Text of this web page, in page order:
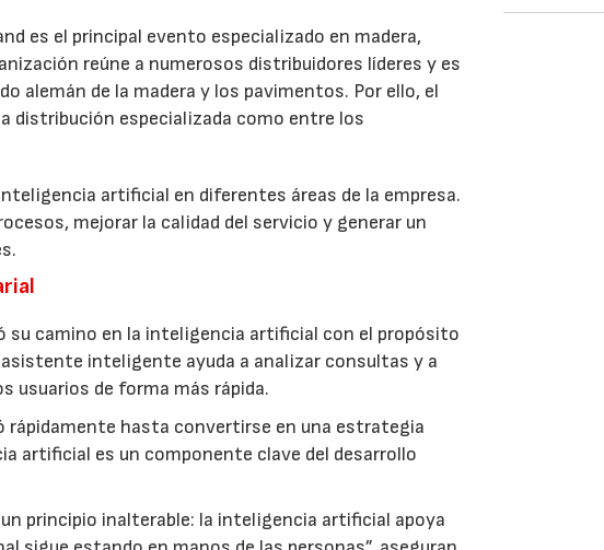
es el principal evento especializado en madera,
reúne a numerosos distribuidores líderes y es
alemán de la madera y los pavimentos. Por ello, el
distribución especializada como entre los
artificial en diferentes áreas de la empresa.
mejorar la calidad del servicio y generar un
su camino en la inteligencia artificial con el propósito
inteligente ayuda a analizar consultas y a
usuarios de forma más rápida.
rápidamente hasta convertirse en una estrategia
artificial es un componente clave del desarrollo
principio inalterable: la inteligencia artificial apoya